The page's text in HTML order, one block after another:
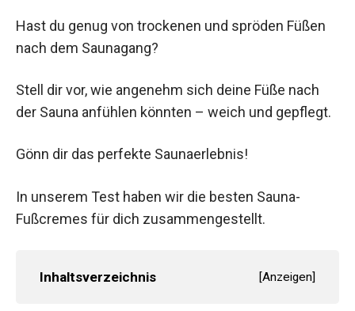
Hast du genug von trockenen und spröden Füßen
nach dem Saunagang?
Stell dir vor, wie angenehm sich deine Füße nach
der Sauna anfühlen könnten – weich und gepflegt.
Gönn dir das perfekte Saunaerlebnis!
In unserem Test haben wir die besten Sauna-
Fußcremes für dich zusammengestellt.
Inhaltsverzeichnis [Anzeigen]